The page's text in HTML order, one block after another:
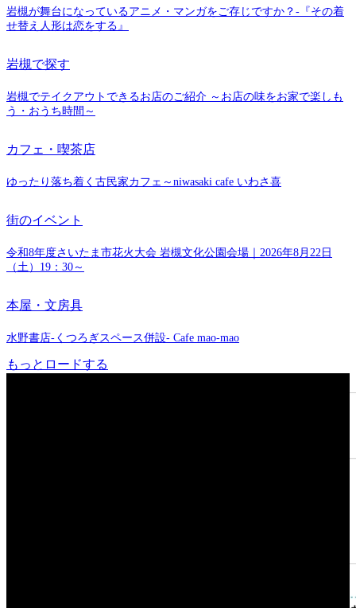
岩槻が舞台になっているアニメ・マンガをご存じですか？-『その着
せ替え人形は恋をする』
岩槻で探す
岩槻でテイクアウトできるお店のご紹介 ～お店の味をお家で楽しも
う・おうち時間～
カフェ・喫茶店
ゆったり落ち着く古民家カフェ～niwasaki cafe いわさ喜
街のイベント
令和8年度さいたま市花火大会 岩槻文化公園会場｜2026年8月22日
（土）19：30～
本屋・文房具
水野書店-くつろぎスペース併設- Cafe mao-mao
もっとロードする